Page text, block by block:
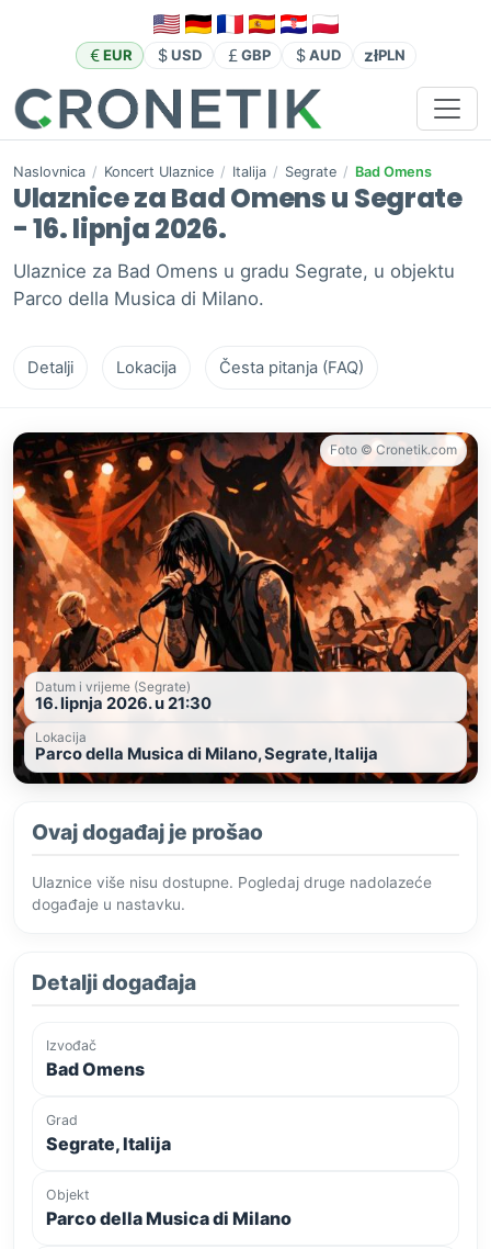
EUR USD GBP AUD złPLN
Naslovnica / Koncert Ulaznice / Italija / Segrate / Bad Omens
Ulaznice za Bad Omens u Segrate
- 16. lipnja 2026.
Ulaznice za Bad Omens u gradu Segrate, u objektu
Parco della Musica di Milano.
Detalji Lokacija Česta pitanja (FAQ)
Foto © Cronetik.com
Datum i vrijeme (Segrate)
16. lipnja 2026. u 21:30
Lokacija
Parco della Musica di Milano, Segrate, Italija
Ovaj događaj je prošao
Ulaznice više nisu dostupne. Pogledaj druge nadolazeće
događaje u nastavku.
Detalji događaja
Izvođač
Bad Omens
Grad
Segrate, Italija
Objekt
Parco della Musica di Milano